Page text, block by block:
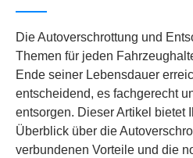
Die Autoverschrottung und
Themen für jeden
Ende seiner Lebensdauer
entscheidend, es fachgerecht
entsorgen. Dieser Artikel bietet
Überblick über die
verbundenen Vorteile und die